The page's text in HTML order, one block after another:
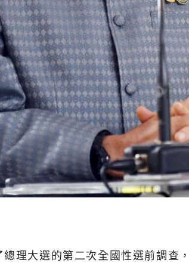
理大選的第二次全國性選前調查